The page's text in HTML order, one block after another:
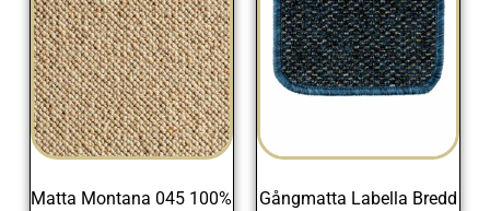
Matta Montana 045 100%
Gångmatta Labella Bredd